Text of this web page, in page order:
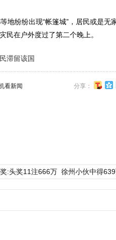
纷纷出现“帐篷城”，居民或是无
民在户外度过了第二个晚上。
滞留该国
分享：
看新闻
:头奖11注666万 徐州小伙中得